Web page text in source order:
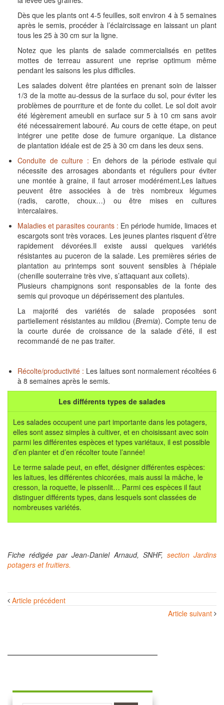
Dès que les plants ont 4-5 feuilles, soit environ 4 à 5 semaines
après le semis, procéder à l’éclaircissage en laissant un plant
tous les 25 à 30 cm sur la ligne.
Notez que les plants de salade commercialisés en petites
mottes de terreau assurent une reprise optimum même
pendant les saisons les plus difficiles.
Les salades doivent être plantées en prenant soin de laisser
1/3 de la motte au-dessus de la surface du sol, pour éviter les
problèmes de pourriture et de fonte du collet. Le sol doit avoir
été légèrement ameubli en surface sur 5 à 10 cm sans avoir
été nécessairement labouré. Au cours de cette étape, on peut
intégrer une petite dose de fumure organique. La distance
de plantation idéale est de 25 à 30 cm dans les deux sens.
Conduite de culture : En dehors de la période estivale qui
nécessite des arrosages abondants et réguliers pour éviter
une montée à graine, il faut arroser modérément.Les laitues
peuvent être associées à de très nombreux légumes
(radis, carotte, choux…) ou être mises en cultures
intercalaires.
Maladies et parasites courants : En période humide, limaces et
escargots sont très voraces. Les jeunes plantes risquent d’être
rapidement dévorées.Il existe aussi quelques variétés
résistantes au puceron de la salade. Les premières séries de
plantation au printemps sont souvent sensibles à l’hépiale
(chenille souterraine très vive, s’attaquant aux collets).
Plusieurs champignons sont responsables de la fonte des
semis qui provoque un dépérissement des plantules.
La majorité des variétés de salade proposées sont
partiellement résistantes au mildiou (Bremia). Compte tenu de
la courte durée de croissance de la salade d’été, il est
recommandé de ne pas traiter.
Récolte/productivité : Les laitues sont normalement récoltées 6
à 8 semaines après le semis.
Les différents types de salades
Les salades occupent une part importante dans les potagers,
elles sont assez simples à cultiver, et en choisissant avec soin
parmi les différentes espèces et types variétaux, il est possible
d’en planter et d’en récolter toute l’année!
Le terme salade peut, en effet, désigner différentes espèces:
les laitues, les différentes chicorées, mais aussi la mâche, le
cresson, la roquette, le pissenlit… Parmi ces espèces il faut
distinguer différents types, dans lesquels sont classées de
nombreuses variétés.
Fiche rédigée par Jean-Daniel Arnaud, SNHF, section Jardins
potagers et fruitiers.
Navigation
Article précédent
Article suivant